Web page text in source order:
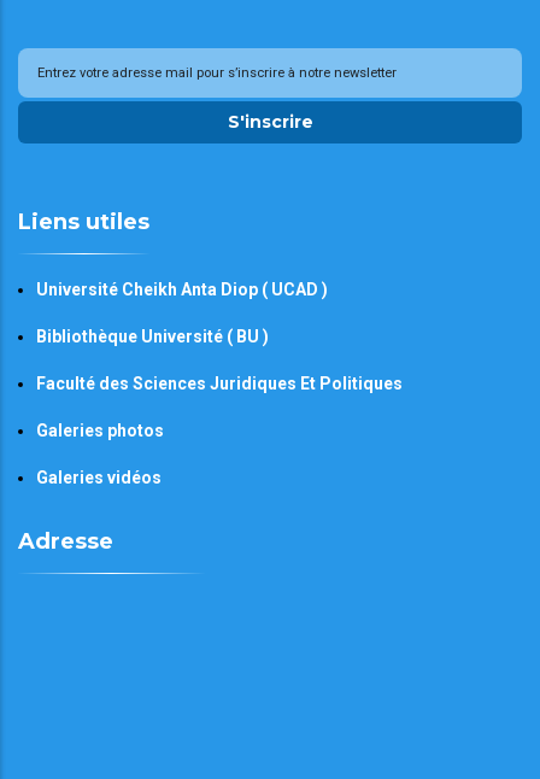
S'inscrire
Liens utiles
Université Cheikh Anta Diop ( UCAD )
Bibliothèque Université ( BU )
Faculté des Sciences Juridiques Et Politiques
Galeries photos
Galeries vidéos
Adresse